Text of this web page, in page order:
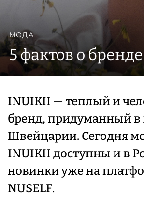
МОДА
5 фактов о
INUIKII — теплый и
бренд, придуманный в
Швейцарии. Сегодня
INUIKII доступны и в
новинки уже на
NUSELF.